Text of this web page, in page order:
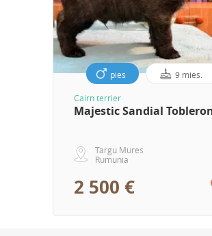
pies 9 mies.
Cairn terrier
Majestic Sandial
Targu Mures
Rumunia
2 500 €